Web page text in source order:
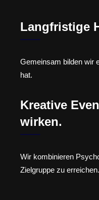
Langfristige
Gemeinsam bilden wir
hat.
Kreative
wirken.
Wir kombinieren
Zielgruppe zu erreichen.